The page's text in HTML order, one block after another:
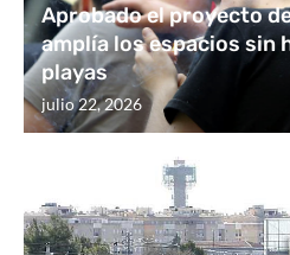
Aprobado el proyecto
amplía los espacios sin
playas
julio 22, 2026